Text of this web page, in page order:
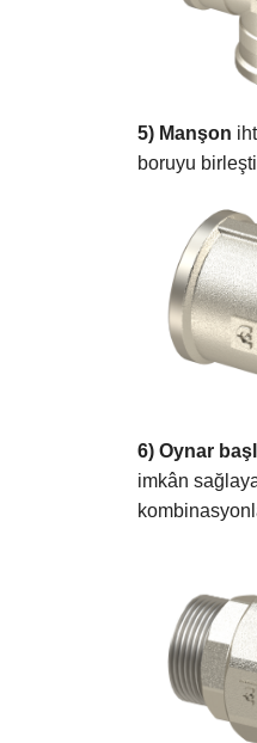
5) Manşon
boruyu
6) Oynar
imkân